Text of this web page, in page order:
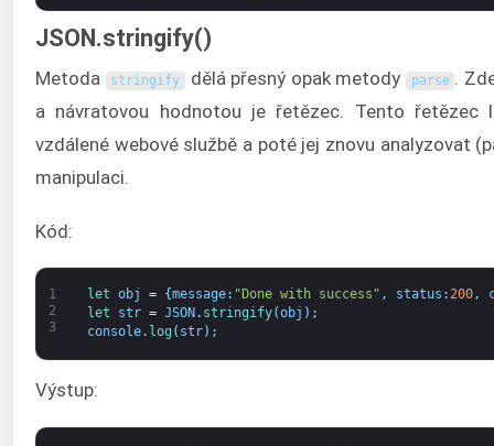
JSON.stringify()
Metoda stringify dělá přesný opak metody parse .
a návratovou hodnotou je řetězec. Tento řetězec
vzdálené webové službě a poté jej znovu analyzovat
manipulaci.
Kód:
1
2
3
let obj = {message: "Done with success" , status :200,
let
str = JSON . stringify(obj ) ;
console. log ( str) ;
Výstup: